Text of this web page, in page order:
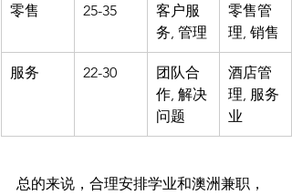
零售 25-35
客户服
务, 管理
零售管
理, 销售
服务 22-30
团队合
作, 解决
问题
酒店管
理, 服务
业
总的来说，合理安排学业和澳洲兼职，